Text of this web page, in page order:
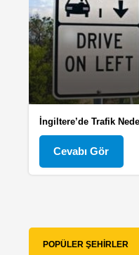
İngiltere’de Trafik
Cevabı Gör
POPÜLER ŞEHIRLER